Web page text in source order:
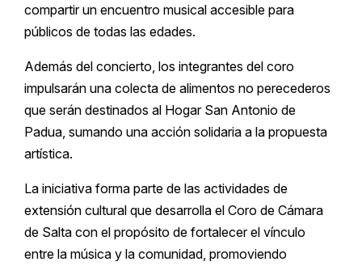
compartir un encuentro musical accesible para
públicos de todas las edades.
Además del concierto, los integrantes del coro
impulsarán una colecta de alimentos no perecederos
que serán destinados al Hogar San Antonio de
Padua, sumando una acción solidaria a la propuesta
artística.
La iniciativa forma parte de las actividades de
extensión cultural que desarrolla el Coro de Cámara
de Salta con el propósito de fortalecer el vínculo
entre la música y la comunidad, promoviendo